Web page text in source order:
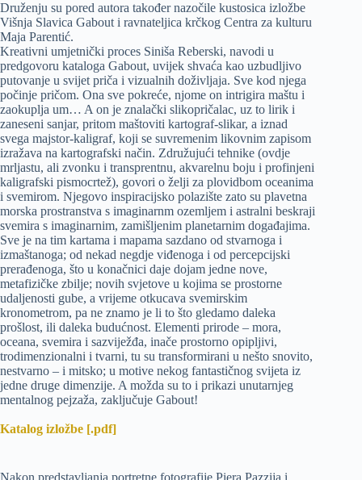
Druženju su pored autora također nazočile kustosica izložbe
Višnja Slavica Gabout i ravnateljica krčkog Centra za kulturu
Maja Parentić.
Kreativni umjetnički proces Siniša Reberski, navodi u
predgovoru kataloga Gabout, uvijek shvaća kao uzbudljivo
putovanje u svijet priča i vizualnih doživljaja. Sve kod njega
počinje pričom. Ona sve pokreće, njome on intrigira maštu i
zaokuplja um… A on je znalački slikopričalac, uz to lirik i
zaneseni sanjar, pritom maštoviti kartograf-slikar, a iznad
svega majstor-kaligraf, koji se suvremenim likovnim zapisom
izražava na kartografski način. Združujući tehnike (ovdje
mrljastu, ali zvonku i transprentnu, akvarelnu boju i profinjeni
kaligrafski pismocrtež), govori o želji za plovidbom oceanima
i svemirom. Njegovo inspiracijsko polazište zato su plavetna
morska prostranstva s imaginarnm ozemljem i astralni beskraji
svemira s imaginarnim, zamišljenim planetarnim događajima.
Sve je na tim kartama i mapama sazdano od stvarnoga i
izmaštanoga; od nekad negdje viđenoga i od percepcijski
prerađenoga, što u konačnici daje dojam jedne nove,
metafizičke zbilje; novih svjetove u kojima se prostorne
udaljenosti gube, a vrijeme otkucava svemirskim
kronometrom, pa ne znamo je li to što gledamo daleka
prošlost, ili daleka budućnost. Elementi prirode – mora,
oceana, svemira i sazviježđa, inače prostorno opipljivi,
trodimenzionalni i tvarni, tu su transformirani u nešto snovito,
nestvarno – i mitsko; u motive nekog fantastičnog svijeta iz
jedne druge dimenzije. A možda su to i prikazi unutarnjeg
mentalnog pejzaža, zaključuje Gabout!
Katalog izložbe [.pdf]